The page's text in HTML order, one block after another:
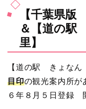
【千葉県
＆【道の
里】
【道の駅 きょな
目印の観光案内所が
６年８月５日登録